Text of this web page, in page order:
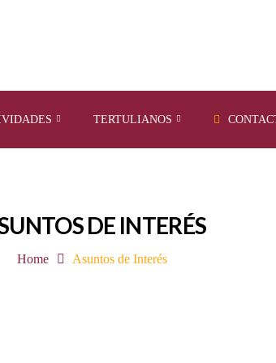
TERTULIANOS
DE INTERÉS
Home Asuntos de Interés